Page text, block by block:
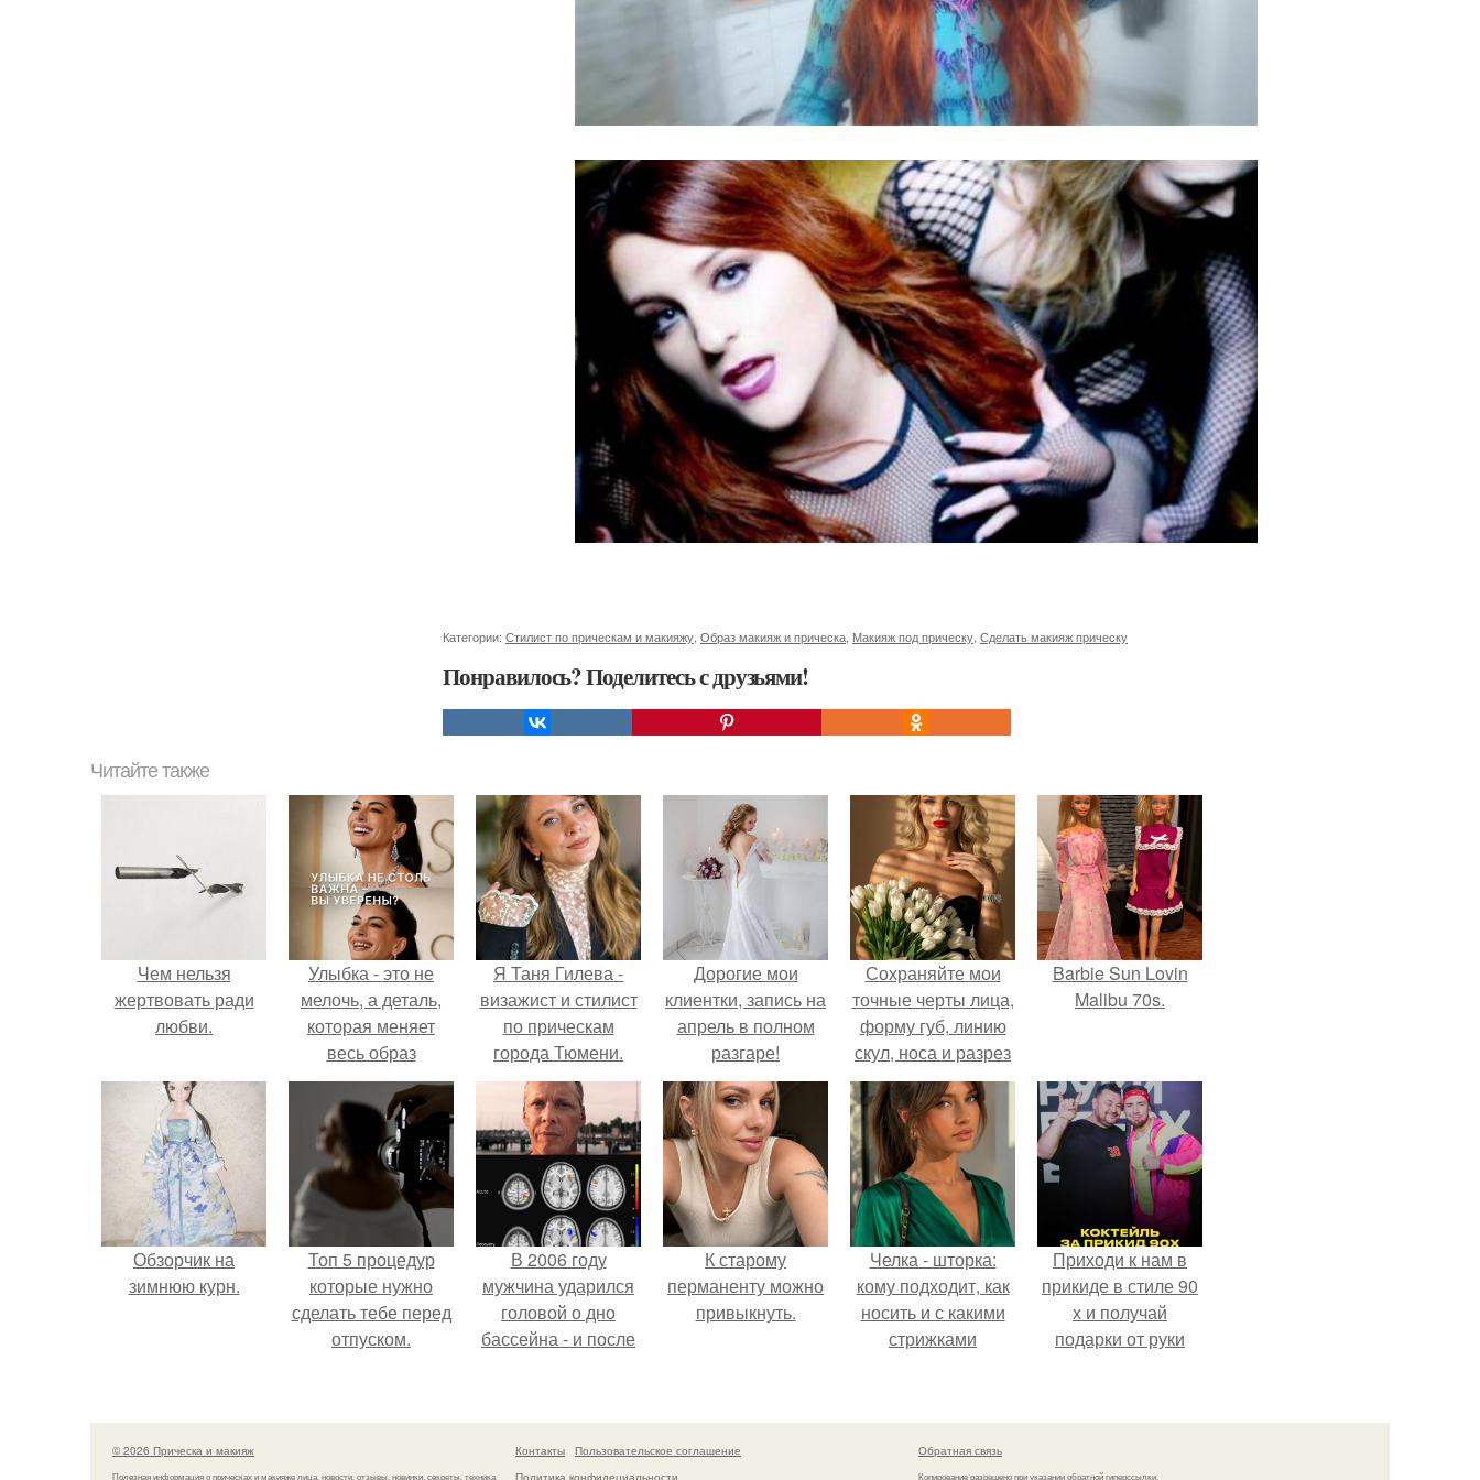
Категории: Стилист по прическам и макияжу, Образ макияж и прическа, Макияж под прическу, Сделать макияж прическу
Понравилось? Поделитесь с друзьями!
Читайте также
Чем нельзя
жертвовать ради
любви.
Улыбка - это не
мелочь, а деталь,
которая меняет
весь образ
человека.
Я Таня Гилева -
визажист и стилист
по прическам
города Тюмени.
Дорогие мои
клиентки, запись на
апрель в полном
разгаре!
Сохраняйте мои
точные черты лица,
форму губ, линию
скул, носа и разрез
глаз.
Barbie Sun Lovin
Malibu 70s.
Обзорчик на
зимнюю курн.
Топ 5 процедур
которые нужно
сделать тебе перед
отпуском.
В 2006 году
мужчина ударился
головой о дно
бассейна - и после
странным образом.
К старому
перманенту можно
привыкнуть.
Челка - шторка:
кому подходит, как
носить и с какими
стрижками
Приходи к нам в
прикиде в стиле 90
х и получай
подарки от руки
© 2026 Прическа и макияж
Полезная информация о прическах и макияже лица, новости, отзывы, новинки, секреты, техника
Контакты
Пользовательское соглашение
Политика конфидециальности
Обратная связь
Копирование разрешено при указании обратной гиперссылки.